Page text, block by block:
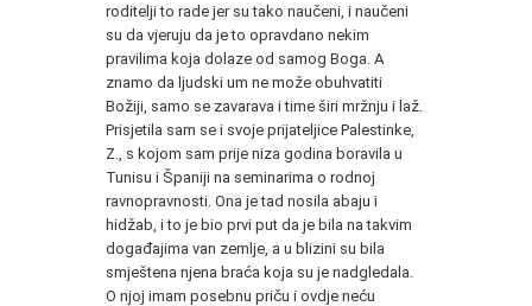
roditelji to rade jer su tako naučeni, i naučeni
su da vjeruju da je to opravdano nekim
pravilima koja dolaze od samog Boga. A
znamo da ljudski um ne može obuhvatiti
Božiji, samo se zavarava i time širi mržnju i laž.
Prisjetila sam se i svoje prijateljice Palestinke,
Z., s kojom sam prije niza godina boravila u
Tunisu i Španiji na seminarima o rodnoj
ravnopravnosti. Ona je tad nosila abaju i
hidžab, i to je bio prvi put da je bila na takvim
događajima van zemlje, a u blizini su bila
smještena njena braća koja su je nadgledala.
O njoj imam posebnu priču i ovdje neću